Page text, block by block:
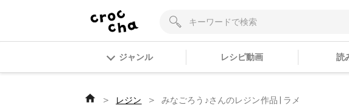
ジャンル レシピ動画 読
＞ レジン ＞ みなごろう♪さんのレジン作品 | ラメ